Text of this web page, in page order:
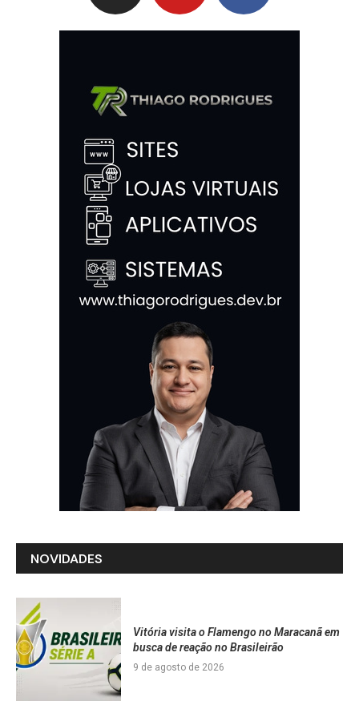
NOVIDADES
Vitória visita o Flamengo no Maracanã em
busca de reação no Brasileirão
9 de agosto de 2026